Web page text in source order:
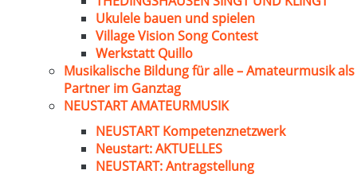
Ukulele bauen und spielen
Village Vision Song Contest
Werkstatt Quillo
Musikalische Bildung für alle – Amateurmusik als
Partner im Ganztag
NEUSTART AMATEURMUSIK
NEUSTART Kompetenznetzwerk
Neustart: AKTUELLES
NEUSTART: Antragstellung